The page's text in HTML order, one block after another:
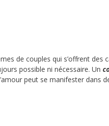
de couples qui s’offrent des
possible ni nécessaire. Un
peut se manifester dans